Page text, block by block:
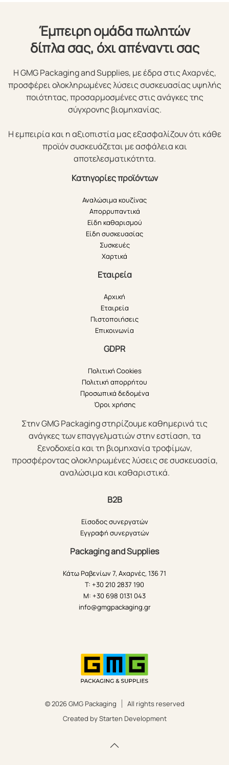
Έμπειρη ομάδα πωλητών
δίπλα σας, όχι απέναντι σας
Η GMG Packaging and Supplies, με έδρα στις Αχαρνές,
προσφέρει ολοκληρωμένες λύσεις συσκευασίας υψηλής
ποιότητας, προσαρμοσμένες στις ανάγκες της
σύγχρονης βιομηχανίας.
Η εμπειρία και η αξιοπιστία μας εξασφαλίζουν ότι κάθε
προϊόν συσκευάζεται με ασφάλεια και
αποτελεσματικότητα.
Κατηγορίες προϊόντων
Αναλώσιμα κουζίνας
Απορρυπαντικά
Είδη καθαρισμού
Είδη συσκευασίας
Συσκευές
Χαρτικά
Εταιρεία
Αρχική
Εταιρεία
Πιστοποιήσεις
Επικοινωνία
GDPR
Πολιτική Cookies
Πολιτική απορρήτου
Προσωπικά δεδομένα
Όροι χρήσης
Στην GMG Packaging στηρίζουμε καθημερινά τις
ανάγκες των επαγγελματιών στην εστίαση, τα
ξενοδοχεία και τη βιομηχανία τροφίμων,
προσφέροντας ολοκληρωμένες λύσεις σε συσκευασία,
αναλώσιμα και καθαριστικά.
B2B
Είσοδος συνεργατών
Εγγραφή συνεργατών
Packaging and Supplies
Κάτω Ραβενίων 7, Αχαρνές, 136 71
T: +30 210 2837 190
M: +30 698 0131 043
info@gmgpackaging.gr
© 2026 GMG Packaging
All rights reserved
Created by Starten Development